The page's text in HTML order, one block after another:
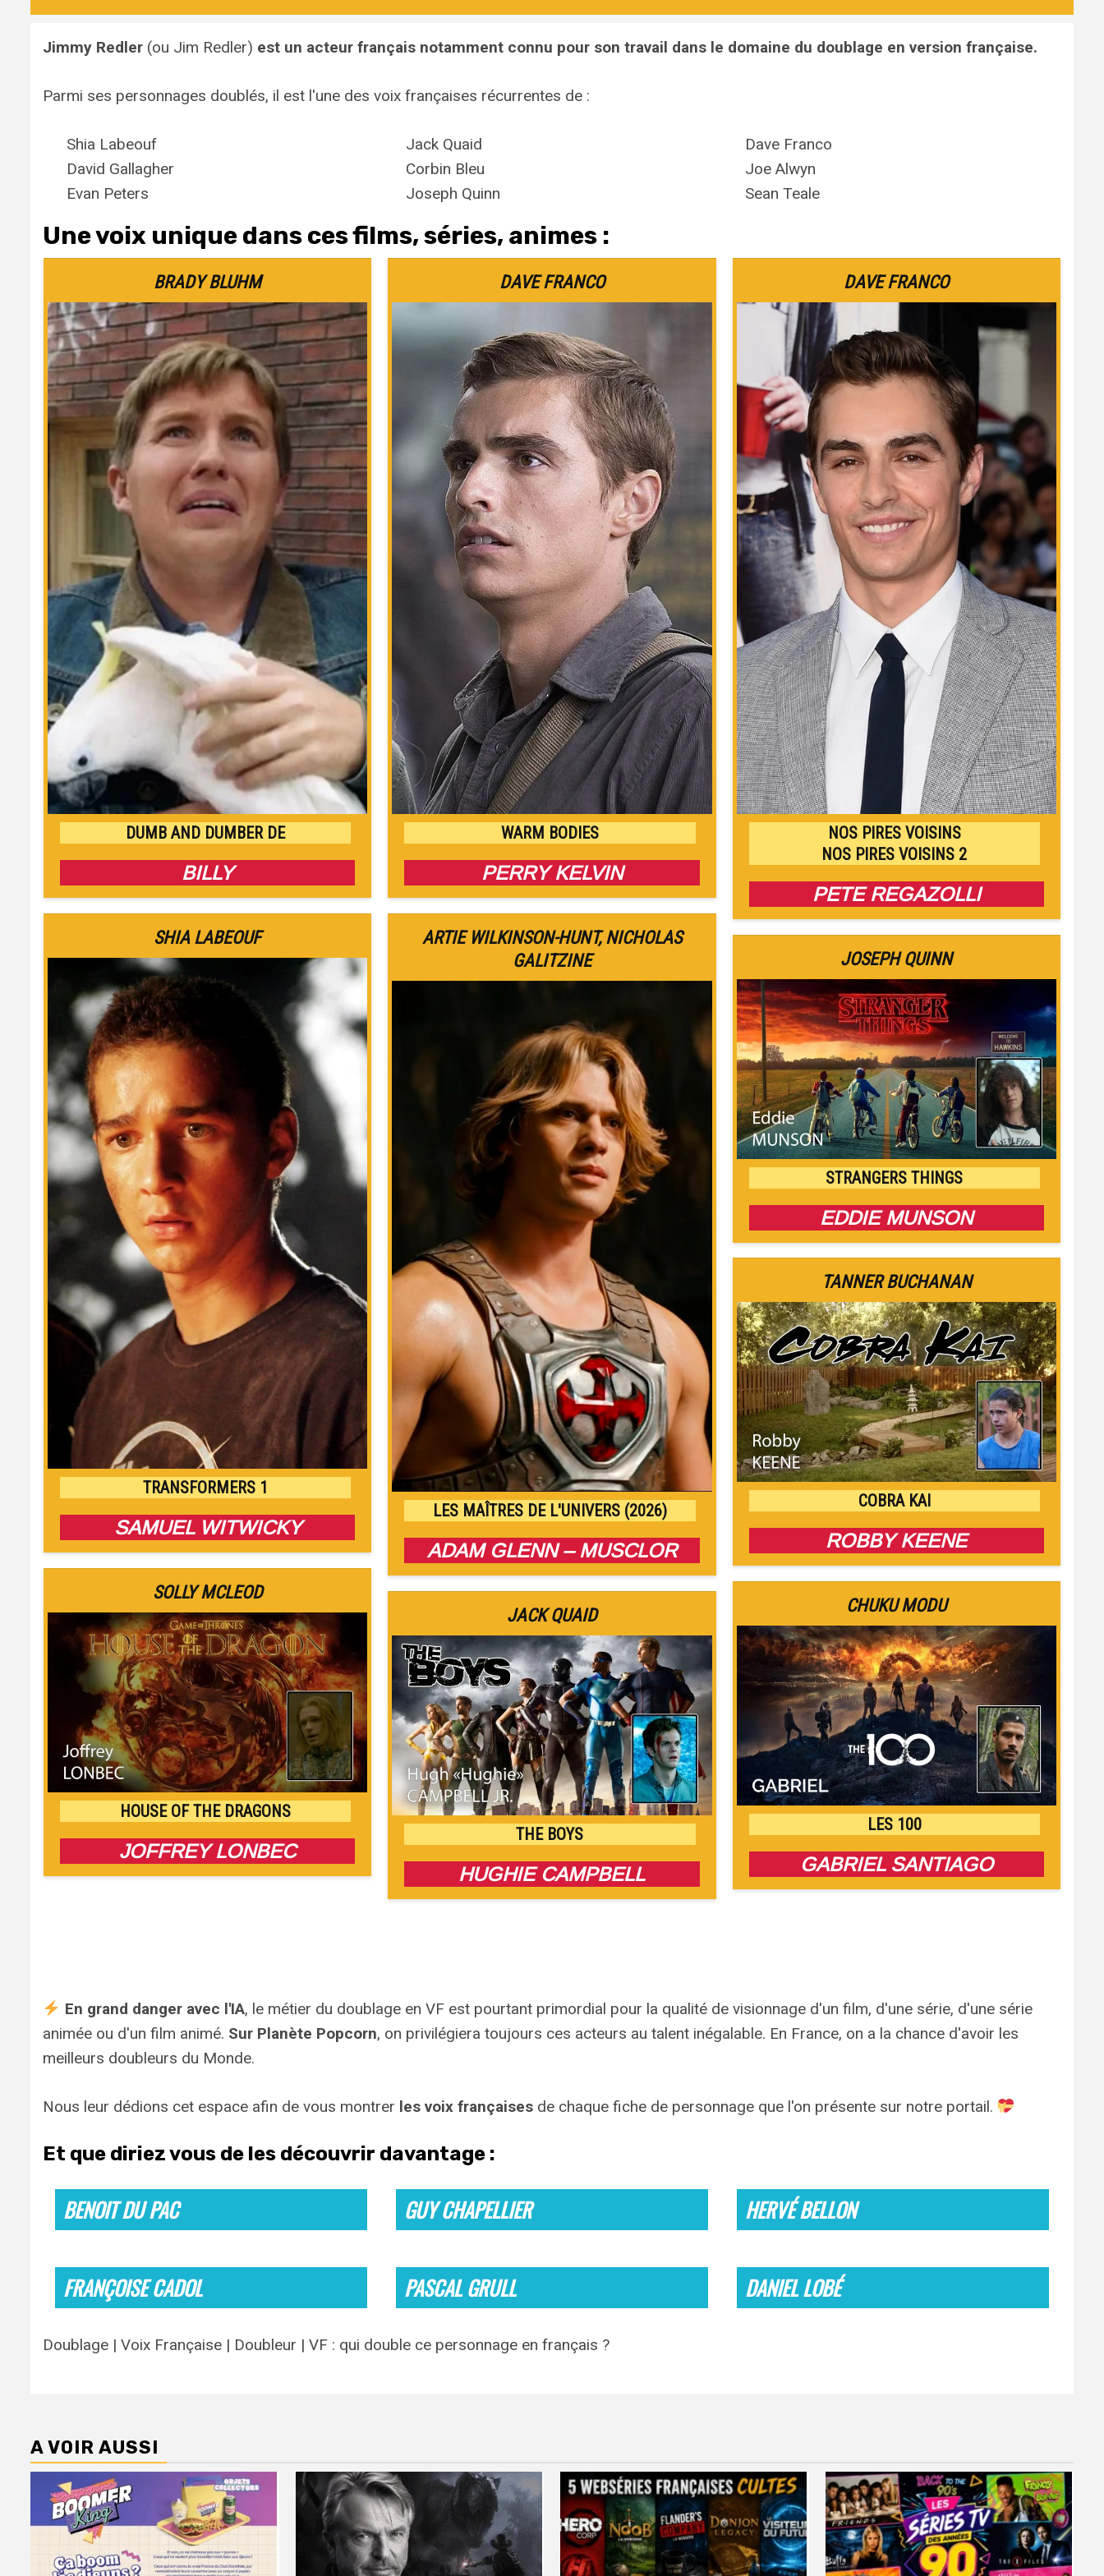
Jimmy Redler (ou Jim Redler) est un acteur français notamment connu pour son travail dans le domaine du doublage en version française.
Parmi ses personnages doublés, il est l'une des voix françaises récurrentes de :
Shia Labeouf
David Gallagher
Evan Peters
Jack Quaid
Corbin Bleu
Joseph Quinn
Dave Franco
Joe Alwyn
Sean Teale
Une voix unique dans ces films, séries, animes :
BRADY BLUHM
DUMB AND DUMBER DE
BILLY
DAVE FRANCO
WARM BODIES
PERRY KELVIN
DAVE FRANCO
NOS PIRES VOISINS
NOS PIRES VOISINS 2
PETE REGAZOLLI
SHIA LABEOUF
TRANSFORMERS 1
SAMUEL WITWICKY
ARTIE WILKINSON-HUNT,NICHOLAS
GALITZINE
LES MAÎTRES DE L'UNIVERS (2026)
ADAM GLENN – MUSCLOR
JOSEPH QUINN
STRANGERS THINGS
EDDIE MUNSON
TANNER BUCHANAN
COBRA KAI
ROBBY KEENE
SOLLY MCLEOD
HOUSE OF THE DRAGONS
JOFFREY LONBEC
CHUKU MODU
LES 100
GABRIEL SANTIAGO
JACK QUAID
THE BOYS
HUGHIE CAMPBELL
En grand danger avec l'IA, le métier du doublage en VF est pourtant primordial pour la qualité de visionnage d'un film, d'une série, d'une série
animée ou d'un film animé. Sur Planète Popcorn, on privilégiera toujours ces acteurs au talent inégalable. En France, on a la chance d'avoir les
meilleurs doubleurs du Monde.
Nous leur dédions cet espace afin de vous montrer les voix françaises de chaque fiche de personnage que l'on présente sur notre portail.
Et que diriez vous de les découvrir davantage :
BENOIT DU PAC GUY CHAPELLIER HERVÉ BELLON
FRANÇOISE CADOL PASCAL GRULL DANIEL LOBÉ
Doublage | Voix Française | Doubleur | VF : qui double ce personnage en français ?
A VOIR AUSSI